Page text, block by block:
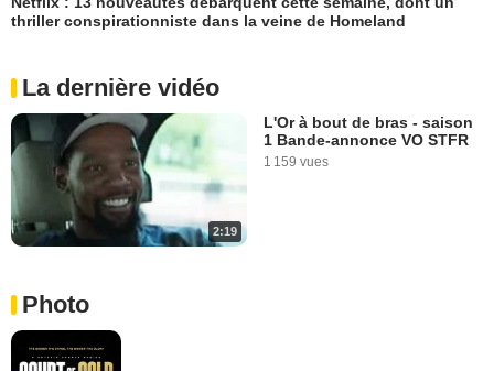
thriller conspirationniste dans la veine de Homeland
La dernière vidéo
2:19
L'Or à bout de bras - saison
1 Bande-annonce VO STFR
1 159 vues
Photo